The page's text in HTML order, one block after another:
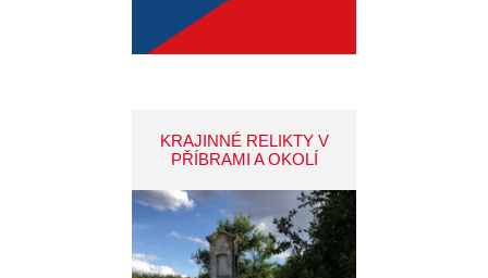
KRAJINNÉ RELIKTY V
PŘÍBRAMI A OKOLÍ